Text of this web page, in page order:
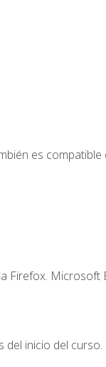
es
Firefox. Microsoft
del inicio del curso.